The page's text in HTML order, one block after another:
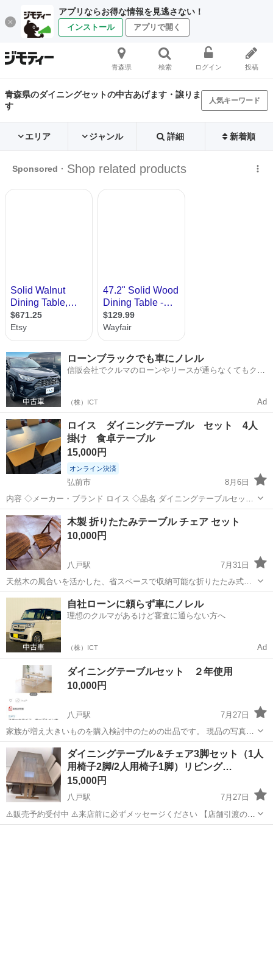
アプリならお得な情報を見逃さない！
インストール アプリで開く
青森県 検索 ログイン 投稿
青森県のダイニングセットの中古あげます・譲りま
す
人気キーワード
エリア ジャンル 詳細 新着順
ローンブラックでも車にノレル
信販会社でクルマのローンやリースが通らなくてもクル
（株）ICT Ad
ロイス ダイニングテーブル セット 4人
掛け 食卓テーブル
15,000円
オンライン決済
弘前市
8月6日
内容 ◇メーカー・ブランド ロイス ◇品名 ダイニングテーブルセット
◇型番 ◇詳細 幅約150×奥行90×高さ75cm 天板小傷ありますが、使用
には問題ございません。 イスとテーブルのセットになります。 現金
で...
青森 弘前市 ダイニングセット
木製 折りたたみテーブル チェア セット
10,000円
八戸駅
7月31日
天然木の風合いを活かした、省スペースで収納可能な折りたたみ式の
テーブルとチェアのセットです。 - 素材: 天然木 - タイプ: 折りたたみ
式 - セット内容: テーブル1点、チェア2点 - テーブル形状: 円形 - カラ
ー...
青森 八戸市 八戸駅 ダイニングセット
自社ローンに頼らず車にノレル
理想のクルマがあるけど審査に通らない方へ
（株）ICT Ad
ダイニングテーブルセット ２年使用
10,000円
八戸駅
7月27日
家族が増え大きいものを購入検討中のための出品です。 現品の写真は
撮れた時にアップします。 状態としては、まだまだ綺麗なのと、書き
物をしても結構表面が丈夫で傷がつきにくいです！ まだ使用中なのと
次のものも準備できていないので、...
青森 八戸市 八戸駅 ダイニングセット テーブルセット
ダイニングテーブル＆チェア3脚セット（1人
用椅子2脚/2人用椅子1脚）リビング…
15,000円
八戸駅
7月27日
⚠️販売予約受付中 ⚠️来店前に必ずメッセージください 【店舗引渡の場
合】 住所:〒039-1105 八戸市八幡五日町31-1 営業時間:9時〜17時 定休